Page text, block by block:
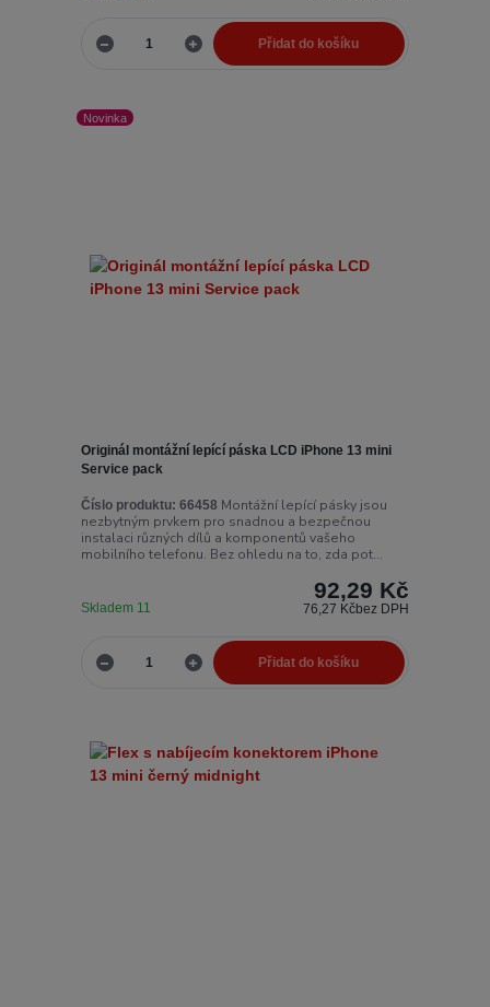
Přidat do košíku
Novinka
Originál montážní lepící páska LCD iPhone 13 mini
Service pack
Číslo produktu: 66458 Montážní lepící pásky jsou
nezbytným prvkem pro snadnou a bezpečnou
instalaci různých dílů a komponentů vašeho
mobilního telefonu. Bez ohledu na to, zda pot...
92,29 Kč
76,27 Kčbez DPH
Skladem 11
Přidat do košíku